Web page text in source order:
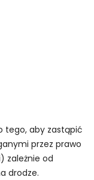
tego, aby zastąpić
przez prawo
zależnie od
drodze.